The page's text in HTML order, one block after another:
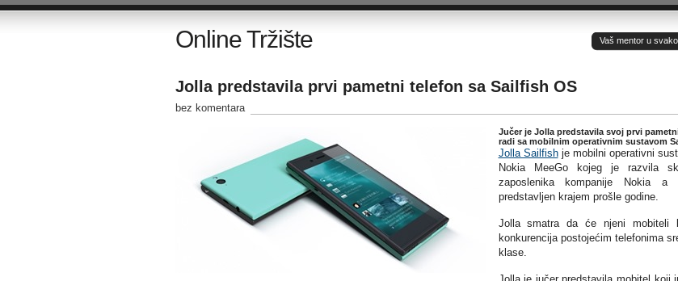
Online Tržište Vaš mentor u
Jolla predstavila prvi pametni telefon sa Sailfish OS
bez komentara
Jučer je Jolla predstavila svoj prvi
radi sa mobilnim operativnim sustavom
Jolla Sailfishje mobilni operativni
Nokia MeeGo kojeg je razvila
zaposlenika kompanije Nokia
predstavljen krajem prošle godine.
Jolla smatra da će njeni mobiteli
konkurencija postojećim telefonima
klase.